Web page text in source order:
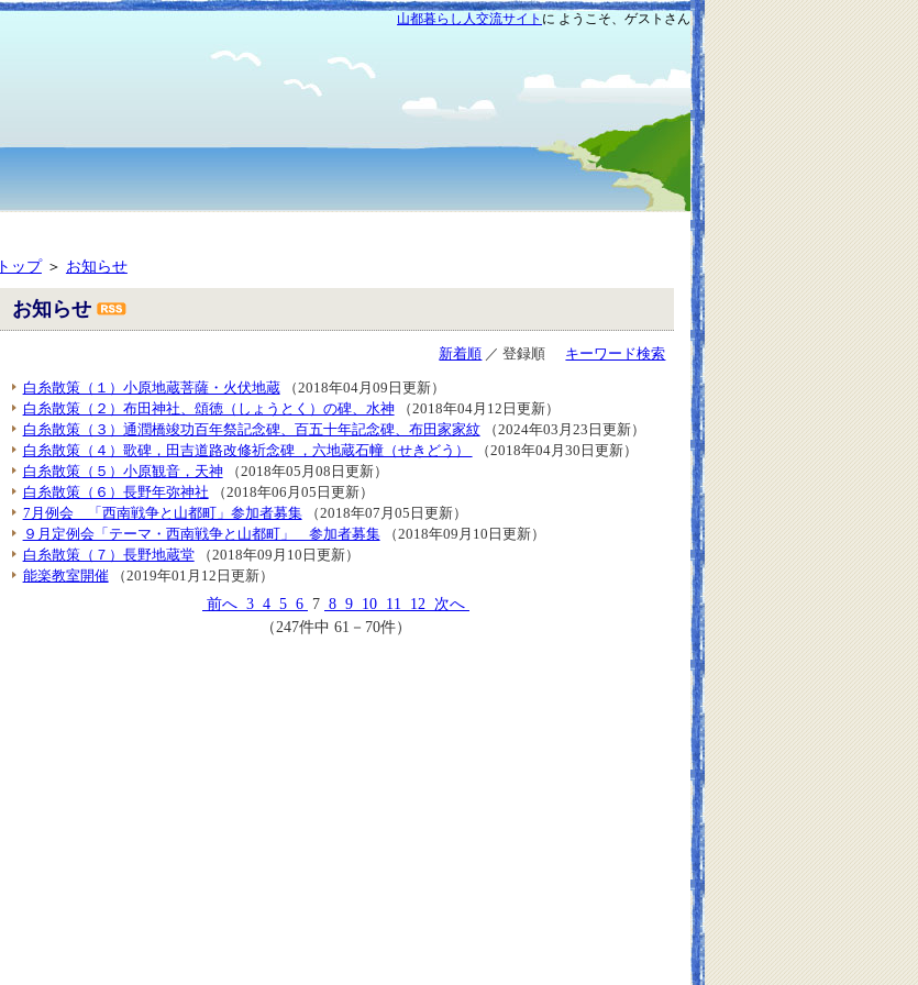
山都暮らし人交流サイト に ようこそ、ゲストさん
トップ＞ お知らせ
お知らせ
新着順 ／ 登録順 キーワード検索
白糸散策（１）小原地蔵菩薩・火伏地蔵（2018年04月09日更新）
白糸散策（２）布田神社、頌徳（しょうとく）の碑、水神（2018年04月12日更新）
白糸散策（３）通潤橋竣功百年祭記念碑、百五十年記念碑、布田家家紋（2024年03月23日更新）
白糸散策（４）歌碑，田吉道路改修祈念碑 ，六地蔵石幢（せきどう）
（2018年04月30日更新）
白糸散策（５）小原観音，天神（2018年05月08日更新）
白糸散策（６）長野年弥神社 （2018年06月05日更新）
7月例会 「西南戦争と山都町」参加者募集（2018年07月05日更新）
９月定例会「テーマ・西南戦争と山都町」 参加者募集（2018年09月10日更新）
白糸散策（７）長野地蔵堂（2018年09月10日更新）
能楽教室開催（2019年01月12日更新）
前へ 3 4 5 6 7 8 9 10 11 12
次へ
（247件中 61－70件）